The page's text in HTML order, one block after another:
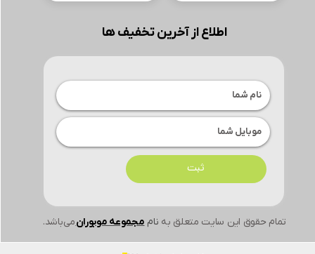
تمام حقوق این سایت متعلق به ناممجموعه موبورانمی‌باشد.
اطلاع از آخرین تخفیف ها
ثبت